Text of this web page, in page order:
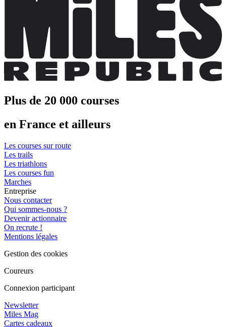
Plus de 20 000 courses
en France et ailleurs
Les courses sur route
Les trails
Les triathlons
Les courses fun
Marches
Entreprise
Nous contacter
Qui sommes-nous ?
Devenir actionnaire
On recrute !
Mentions légales
Gestion des cookies
Coureurs
Connexion participant
Newsletter
Miles Mag
Cartes cadeaux